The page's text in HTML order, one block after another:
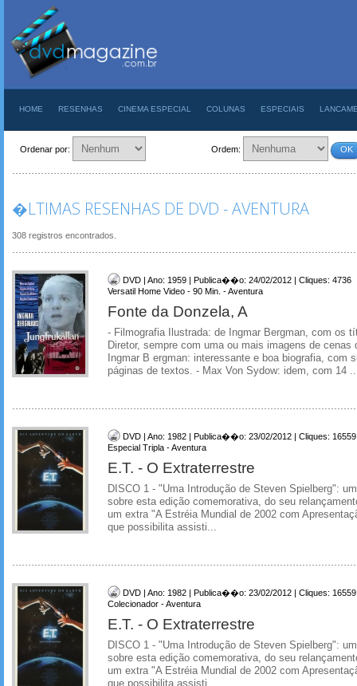
HOME RESENHAS CINEMA ESPECIAL COLUNAS ESPECIAIS
Ordenar por: Ordem: OK
�LTIMAS RESENHAS DE DVD - AVENTURA
308 registros encontrados.
DVD | Ano: 1959 | Publica��o: 24/02/2012 | Cliques: 4736
Versatil Home Video - 90 Min. - Aventura
Fonte da Donzela, A
- Filmografia Ilustrada: de Ingmar Bergman, com os
Diretor, sempre com uma ou mais imagens de
Ingmar B ergman: interessante e boa biografia, com
páginas de textos. - Max Von Sydow: idem, com 14
DVD | Ano: 1982 | Publica��o: 23/02/2012 | Cliques: 16559
Especial Tripla - Aventura
E.T. - O Extraterrestre
DISCO 1 - "Uma Introdução de Steven Spielberg":
sobre esta edição comemorativa, do seu
um extra "A Estréia Mundial de 2002 com
que possibilita assisti...
DVD | Ano: 1982 | Publica��o: 23/02/2012 | Cliques: 16559
Colecionador - Aventura
E.T. - O Extraterrestre
DISCO 1 - "Uma Introdução de Steven Spielberg":
sobre esta edição comemorativa, do seu
um extra "A Estréia Mundial de 2002 com
que possibilita assisti...